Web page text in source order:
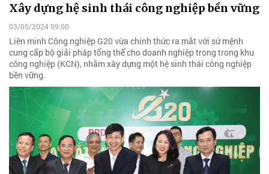
Xây dựng hệ sinh thái công nghiệp bền vững
03/05/2024 09:00
Liên minh Công nghiệp G20 vừa chính thức ra mắt với sứ mệnh
cung cấp bộ giải pháp tổng thể cho doanh nghiệp trong trong khu
công nghiệp (KCN), nhằm xây dựng một hệ sinh thái công nghiệp
bền vững.